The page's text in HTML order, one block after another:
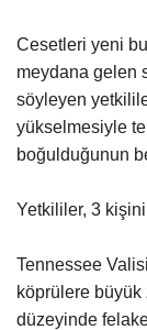
Tekno Bilim
Ekonomi
Siyaset
Künye
Cesetleri yeni
meydana gelen
söyleyen
yükselmesiyle
boğulduğunun
Yetkililer, 3
Tennessee
köprülere
düzeyinde